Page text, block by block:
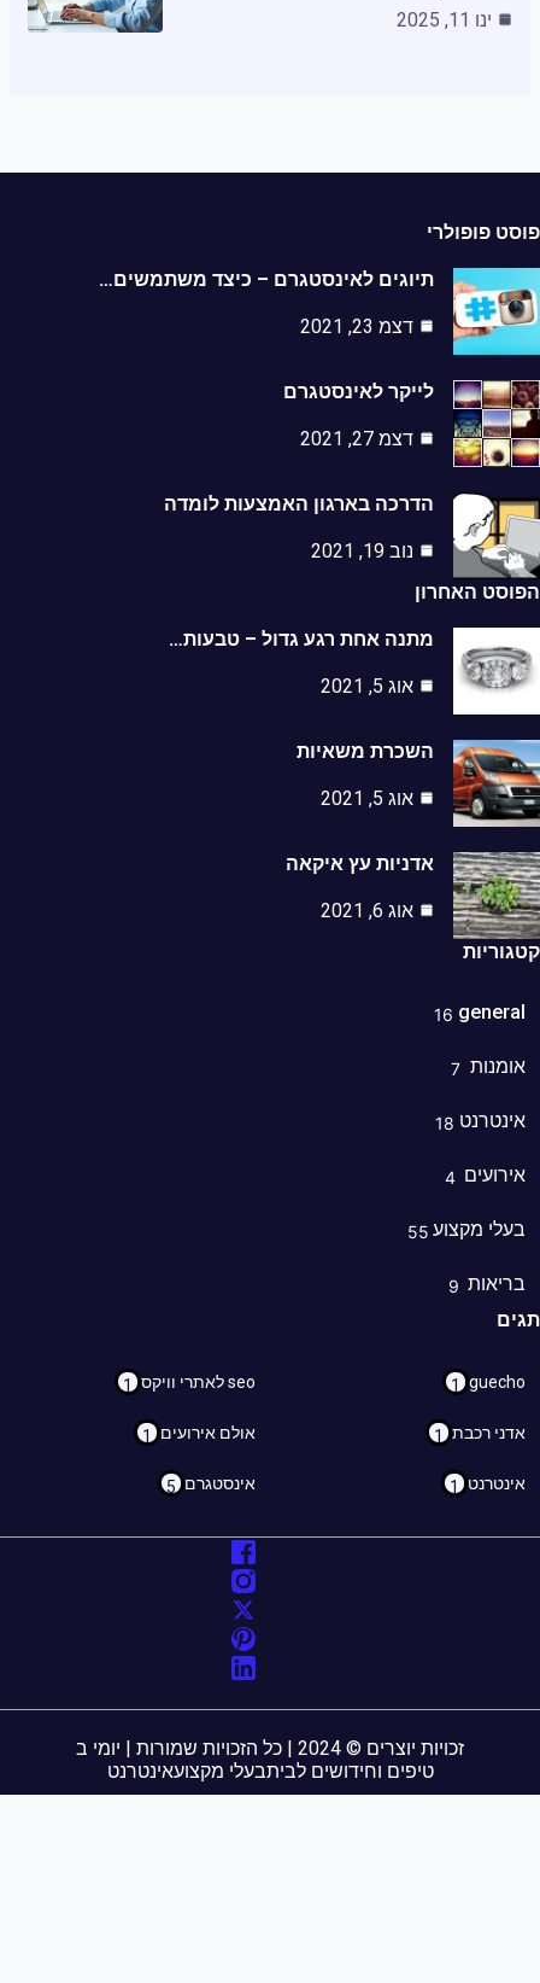
ינו 11, 2025
פופולרי
תיוגים לאינסטגרם – כיצד משתמשים…
דצמ 23, 2021
לייקר לאינסטגרם
דצמ 27, 2021
הדרכה בארגון האמצעות לומדה
נוב 19, 2021
האחרון
מתנה אחת רגע גדול – טבעות…
אוג 5, 2021
השכרת משאיות
אוג 5, 2021
אדניות עץ איקאה
אוג 6, 2021
16
7
18
4
מקצוע55
9
1 seo לאתרי וויקס 1
רכבת 1 אולם אירועים 1
1 אינסטגרם 5
זכויות יוצרים © 2024 | כל הזכויות שמורות | יומי ב
טיפים וחידושים לביתבעלי מקצועאינטרנט